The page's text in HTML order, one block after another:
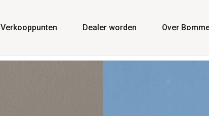
Verkooppunten Dealer worden Over